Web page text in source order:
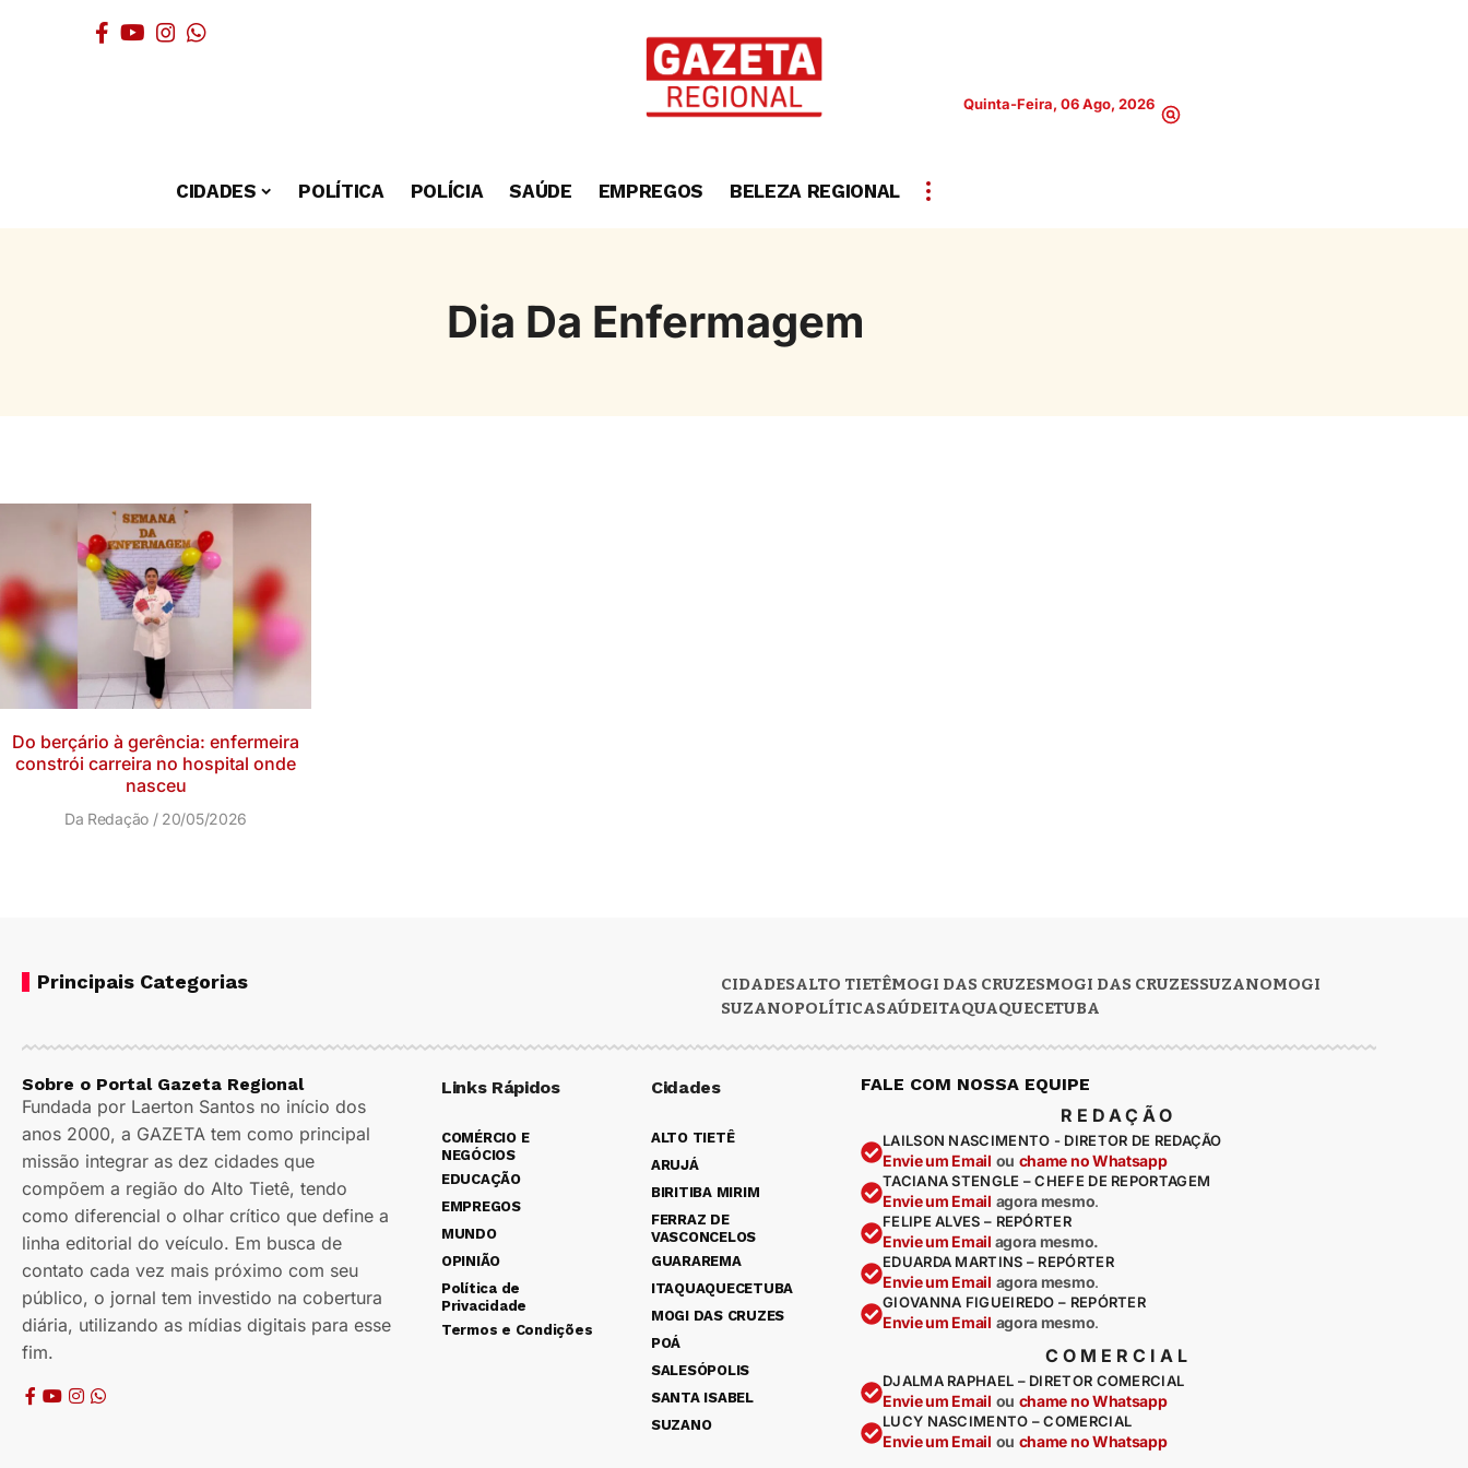
Quinta-Feira, 06 Ago, 2026
CIDADES POLÍTICA POLÍCIA SAÚDE EMPREGOS BELEZA REGIONAL
Dia Da Enfermagem
Do berçário à gerência: enfermeira
constrói carreira no hospital onde
nasceu
Da Redação 20/05/2026
Principais Categorias CIDADESALTO TIETÊMOGI DAS CRUZESMOGI DAS CRUZESSUZANOMOGI
SUZANOPOLÍTICASAÚDEITAQUAQUECETUBA
Sobre o Portal Gazeta Regional
Fundada por Laerton Santos no início dos
anos 2000, a GAZETA tem como principal
missão integrar as dez cidades que
compõem a região do Alto Tietê, tendo
como diferencial o olhar crítico que define a
linha editorial do veículo. Em busca de
contato cada vez mais próximo com seu
público, o jornal tem investido na cobertura
diária, utilizando as mídias digitais para esse
fim.
Links Rápidos
COMÉRCIO E
NEGÓCIOS
EDUCAÇÃO
EMPREGOS
MUNDO
OPINIÃO
Política de
Privacidade
Termos e Condições
Cidades
ALTO TIETÊ
ARUJÁ
BIRITIBA MIRIM
FERRAZ DE
VASCONCELOS
GUARAREMA
ITAQUAQUECETUBA
MOGI DAS CRUZES
POÁ
SALESÓPOLIS
SANTA ISABEL
SUZANO
FALE COM NOSSA EQUIPE
REDAÇÃO
LAILSON NASCIMENTO - DIRETOR DE REDAÇÃO
Envie um Email ou chame no Whatsapp
TACIANA STENGLE – CHEFE DE REPORTAGEM
Envie um Email agora mesmo.
FELIPE ALVES – REPÓRTER
Envie um Email agora mesmo.
EDUARDA MARTINS – REPÓRTER
Envie um Email agora mesmo.
GIOVANNA FIGUEIREDO – REPÓRTER
Envie um Email agora mesmo.
COMERCIAL
DJALMA RAPHAEL – DIRETOR COMERCIAL
Envie um Email ou chame no Whatsapp
LUCY NASCIMENTO – COMERCIAL
Envie um Email ou chame no Whatsapp